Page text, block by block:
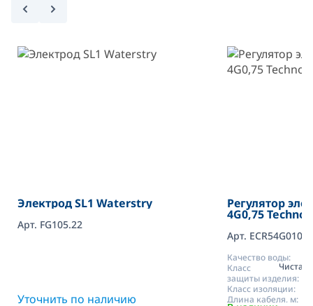
Электрод SL1 Waterstry
Арт. FG105.22
Уточнить по наличию
Регулятор
4G0,75
Арт.
Качество воды:
Чистая
Класс
защиты изделия:
Класс изоляции:
Длина кабеля, м: